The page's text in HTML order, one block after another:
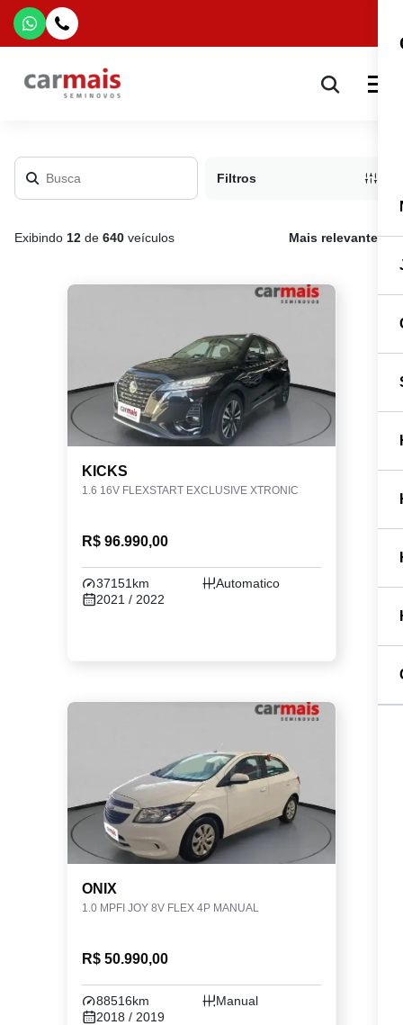
Filtros
Exibindo 12 de 640 veículos Mais relevante
KICKS
1.6 16V FLEXSTART EXCLUSIVE XTRONIC
R$ 96.990,00
37151km
Automatico
2021 / 2022
ONIX
1.0 MPFI JOY 8V FLEX 4P MANUAL
R$ 50.990,00
88516km
Manual
2018 / 2019